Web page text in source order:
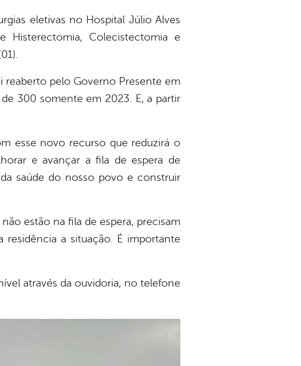
eletivas no Hospital Júlio Alves
Histerectomia, Colecistectomia e
reaberto pelo Governo Presente em
300 somente em 2023. E, a partir
esse novo recurso que reduzirá o
e avançar a fila de espera de
saúde do nosso povo e construir
estão na fila de espera, precisam
residência a situação. É importante
através da ouvidoria, no telefone